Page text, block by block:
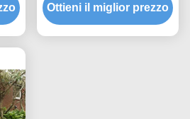
la decorazione
giardino/del pubblico
Ottieni il miglior prezzo